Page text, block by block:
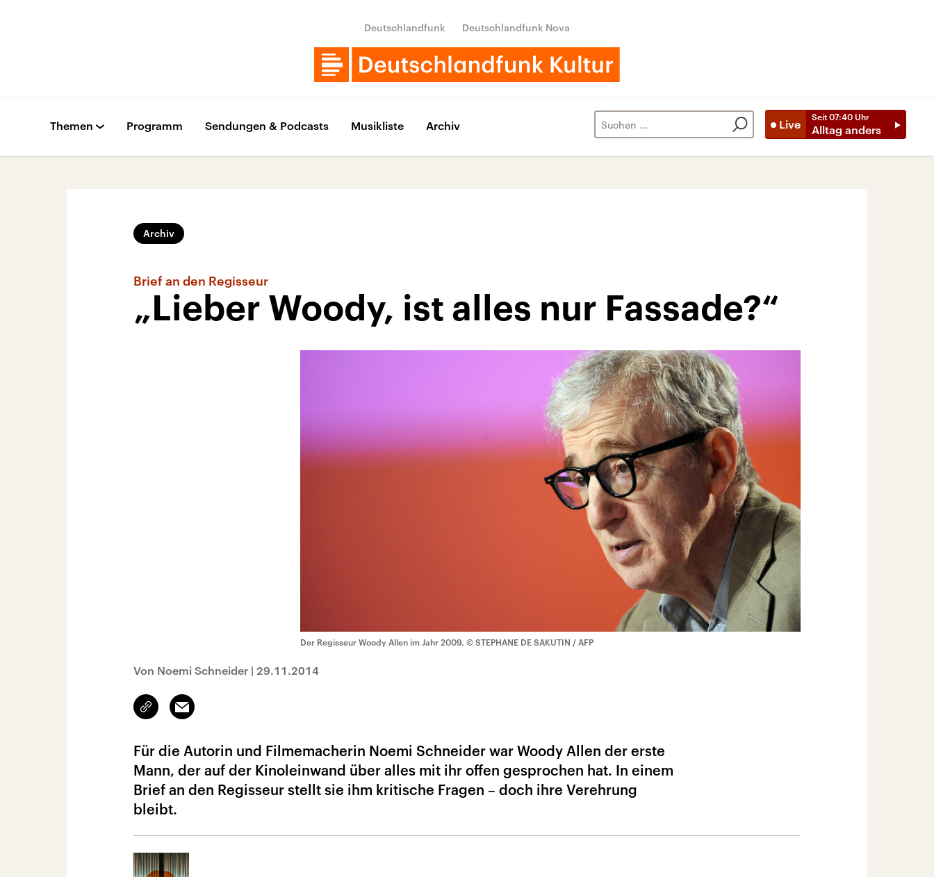
Deutschlandfunk Deutschlandfunk Nova
Live
Seit 07:40 Uhr
Alltag anders
Themen Programm Sendungen & Podcasts Musikliste Archiv
Archiv
Brief an den Regisseur
„Lieber Woody, ist alles nur Fassade?“
Der Regisseur Woody Allen im Jahr 2009. © STEPHANE DE SAKUTIN / AFP
Von Noemi Schneider | 29.11.2014
Link
kopieren/teilen
Email
Für die Autorin und Filmemacherin Noemi Schneider war Woody Allen der erste
Mann, der auf der Kinoleinwand über alles mit ihr offen gesprochen hat. In einem
Brief an den Regisseur stellt sie ihm kritische Fragen – doch ihre Verehrung
bleibt.